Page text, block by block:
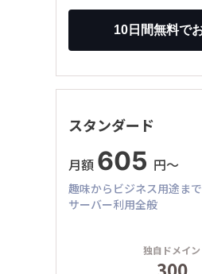
スタンダード
月額 605 円〜
趣味からビジネス用途まで
サーバー利用全般
独自ドメイン